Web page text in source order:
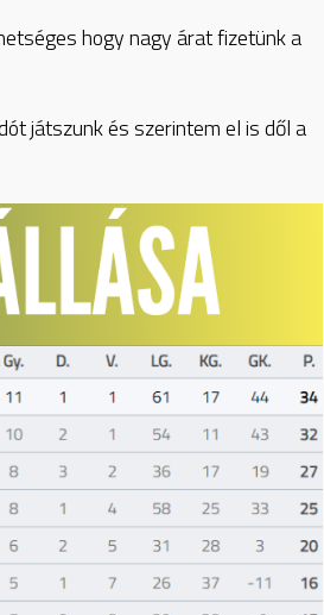
hogy nagy árat fizetünk a
játszunk és szerintem el is dől a